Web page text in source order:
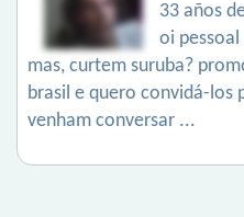
33 años
oi
mas, curtem suruba?
brasil e quero convidá-los
venham conversar ...